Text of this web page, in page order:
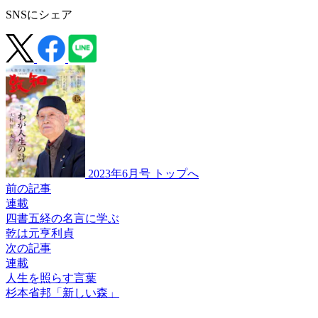
SNSにシェア
2023年6月号 トップへ
前の記事
連載
四書五経の名言に学ぶ
乾は元亨利貞
次の記事
連載
人生を照らす言葉
杉本省邦 「新しい森」